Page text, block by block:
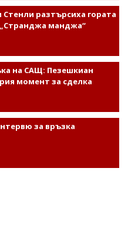
разтърсиха гората
„Странджа манджа“
на САЩ: Пезешкиан
момент за сделка
за връзка